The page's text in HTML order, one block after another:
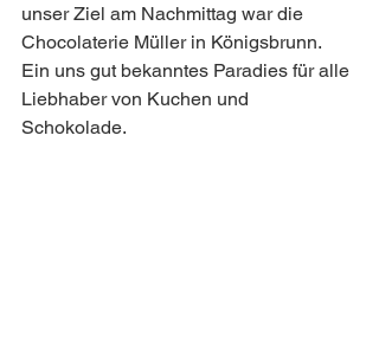
unser Ziel am Nachmittag war die
Chocolaterie Müller in Königsbrunn.
Ein uns gut bekanntes Paradies für alle
Liebhaber von Kuchen und
Schokolade.